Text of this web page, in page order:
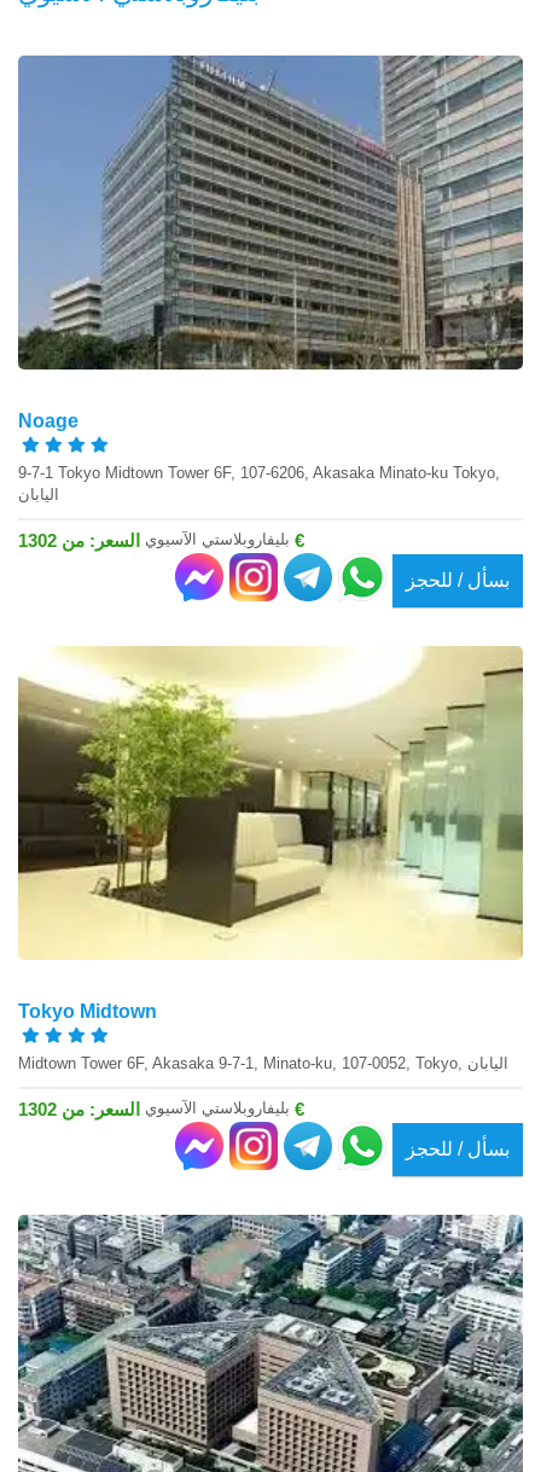
Noage
9-7-1 Tokyo Midtown Tower 6F, 107-6206, Akasaka Minato-ku Tokyo,
اليابان
بليفاروبلاستي الآسيوي السعر: من 1302 €
بسأل / للحجز
Tokyo Midtown
Midtown Tower 6F, Akasaka 9-7-1, Minato-ku, 107-0052, Tokyo, اليابان
بليفاروبلاستي الآسيوي السعر: من 1302 €
بسأل / للحجز